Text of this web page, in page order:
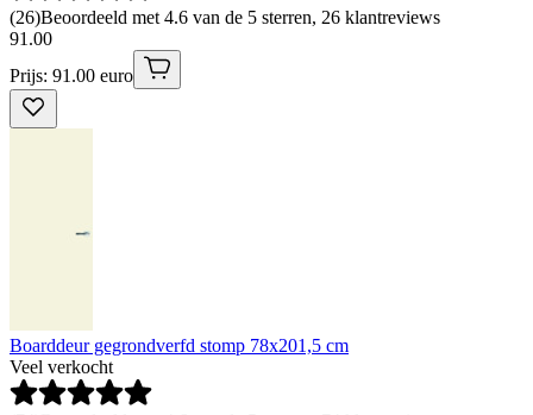
(26)Beoordeeld met 4.6 van de 5 sterren, 26 klantreviews
91 .00
Prijs: 91.00 euro
Boarddeur gegrondverfd stomp 78x201,5 cm
Veel verkocht